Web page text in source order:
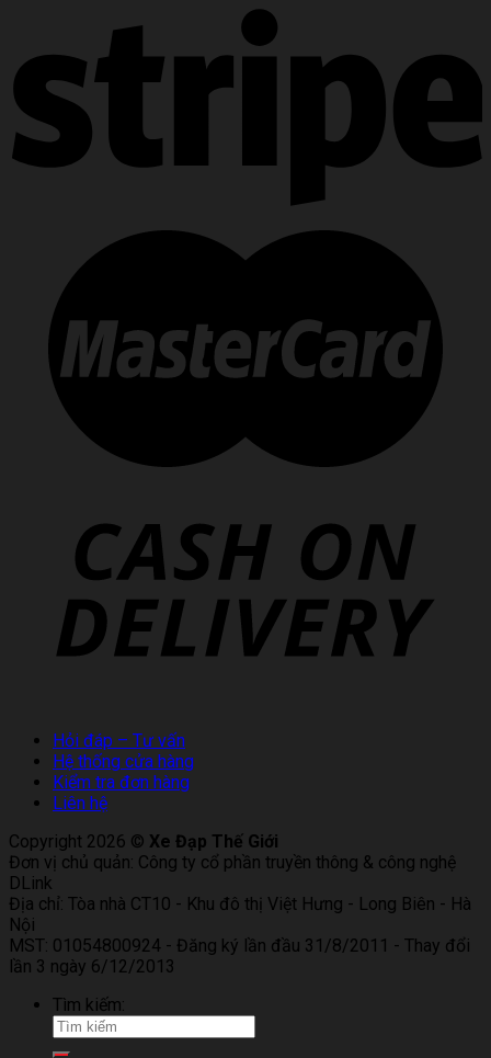
Hỏi đáp – Tư vấn
Hệ thống cửa hàng
Kiểm tra đơn hàng
Liên hệ
Copyright 2026 © Xe Đạp Thế Giới
Đơn vị chủ quản: Công ty cổ phần truyền thông & công nghệ
DLink
Địa chỉ: Tòa nhà CT10 - Khu đô thị Việt Hưng - Long Biên - Hà
Nội
MST: 01054800924 - Đăng ký lần đầu 31/8/2011 - Thay đổi
lần 3 ngày 6/12/2013
Tìm kiếm: